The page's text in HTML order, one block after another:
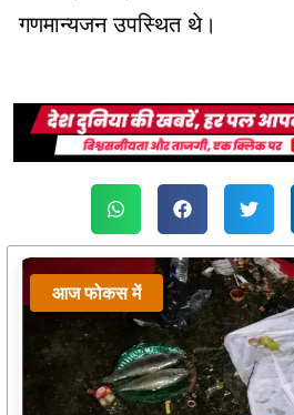
गणमान्यजन उपस्थित थे।
आज फोकस में